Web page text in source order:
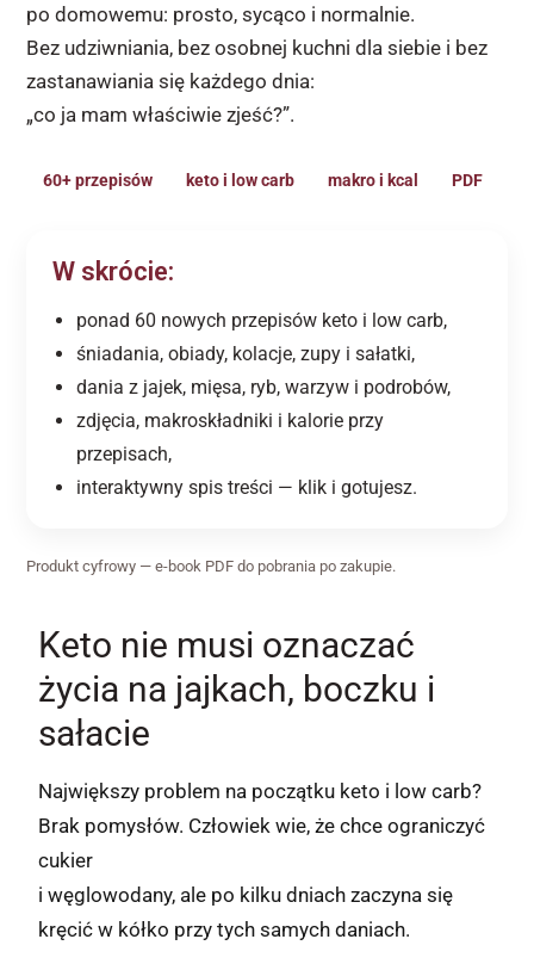
po domowemu: prosto, sycąco i normalnie.
Bez udziwniania, bez osobnej kuchni dla siebie i bez
zastanawiania się każdego dnia:
„co ja mam właściwie zjeść?”.
60+ przepisów keto i low carb makro i kcal PDF
W skrócie:
ponad 60 nowych przepisów keto i low carb,
śniadania, obiady, kolacje, zupy i sałatki,
dania z jajek, mięsa, ryb, warzyw i podrobów,
zdjęcia, makroskładniki i kalorie przy
przepisach,
interaktywny spis treści — klik i gotujesz.
Produkt cyfrowy — e-book PDF do pobrania po zakupie.
Keto nie musi oznaczać
życia na jajkach, boczku i
sałacie
Największy problem na początku keto i low carb?
Brak pomysłów. Człowiek wie, że chce ograniczyć
cukier
i węglowodany, ale po kilku dniach zaczyna się
kręcić w kółko przy tych samych daniach.